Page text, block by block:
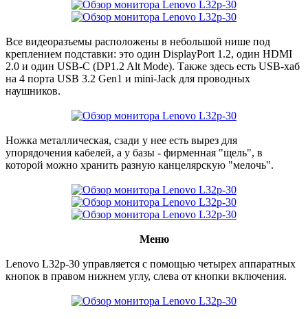
Все видеоразъемы расположены в небольшой нише под
креплением подставки: это один DisplayPort 1.2, один HDMI
2.0 и один USB-C (DP1.2 Alt Mode). Также здесь есть USB-хаб
на 4 порта USB 3.2 Gen1 и mini-Jack для проводных
наушников.
Ножка металлическая, сзади у нее есть вырез для
упорядочения кабелей, а у базы - фирменная "щель", в
которой можно хранить разную канцелярскую "мелочь".
Меню
Lenovo L32p-30 управляется с помощью четырех аппаратных
кнопок в правом нижнем углу, слева от кнопки включения.